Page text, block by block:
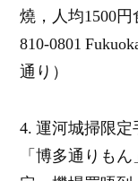
燒，人均1500
810-0801
通り）
4. 運河城掃限定
「博多通りも